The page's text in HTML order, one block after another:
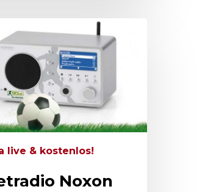
live & kostenlos!
Noxon